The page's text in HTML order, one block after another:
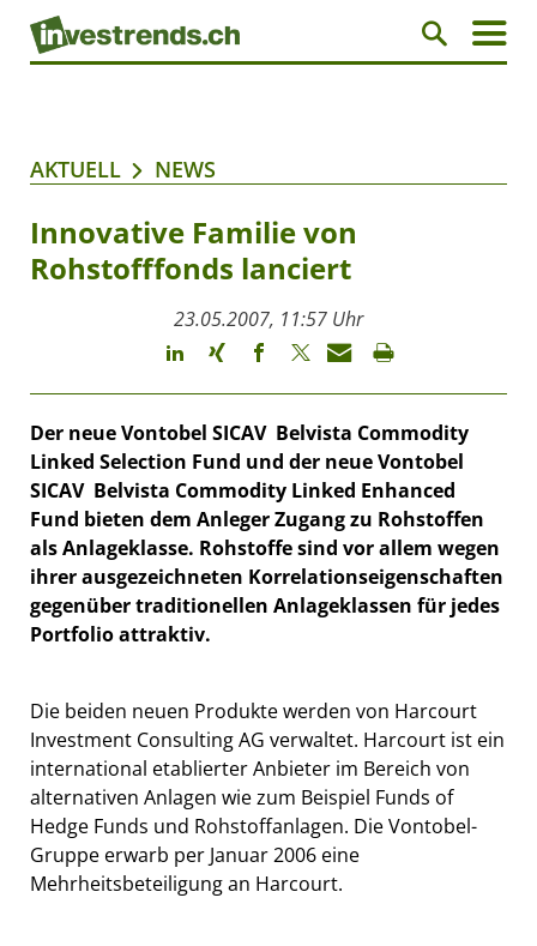
AKTUELL NEWS
Innovative Familie von
Rohstofffonds lanciert
23.05.2007, 11:57 Uhr
Der neue Vontobel SICAV  Belvista Commodity
Linked Selection Fund und der neue Vontobel
SICAV  Belvista Commodity Linked Enhanced
Fund bieten dem Anleger Zugang zu Rohstoffen
als Anlageklasse. Rohstoffe sind vor allem wegen
ihrer ausgezeichneten Korrelationseigenschaften
gegenüber traditionellen Anlageklassen für jedes
Portfolio attraktiv.
Die beiden neuen Produkte werden von Harcourt
Investment Consulting AG verwaltet. Harcourt ist ein
international etablierter Anbieter im Bereich von
alternativen Anlagen wie zum Beispiel Funds of
Hedge Funds und Rohstoffanlagen. Die Vontobel-
Gruppe erwarb per Januar 2006 eine
Mehrheitsbeteiligung an Harcourt.